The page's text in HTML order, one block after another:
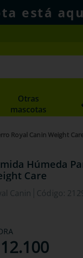
está
Otras
mascotas
Royal Canin Weight
Húmeda
Care
Canin Código:
12.100